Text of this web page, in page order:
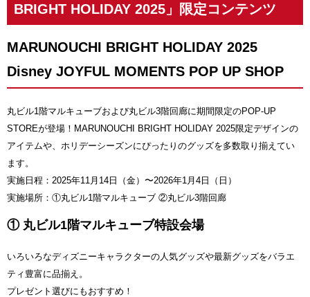
BRIGHT HOLIDAY 2025」限定コンテンツ
MARUNOUCHI BRIGHT HOLIDAY 2025
Disney JOYFUL MOMENTS POP UP SHOP
丸ビル1階マルキューブおよび丸ビル3階回廊に期間限定のPOP-UP
STOREが登場！MARUNOUCHI BRIGHT HOLIDAY 2025限定デザインの
アイテムや、ホリデーシーズンにぴったりのグッズを多数取り揃えてい
ます。
実施日程：2025年11月14日（金）〜2026年1月4日（日）
実施場所：①丸ビル1階マルキューブ ②丸ビル3階回廊
① 丸ビル1階マルキューブ特設会場
いろいろなディズニーキャラクターの人気グッズや最新グッズをバラエ
ティ豊富に品揃え。
プレゼント選びにもおすすめ！